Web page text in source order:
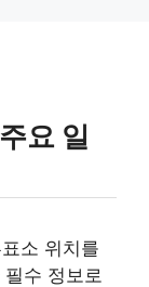
요 일
소 위치를
수 정보로